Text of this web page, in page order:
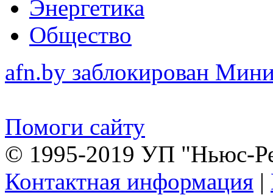
Энергетика
Общество
afn.by заблокирован
Помоги сайту
© 1995-2019 УП "Ньюс-
Контактная информация |